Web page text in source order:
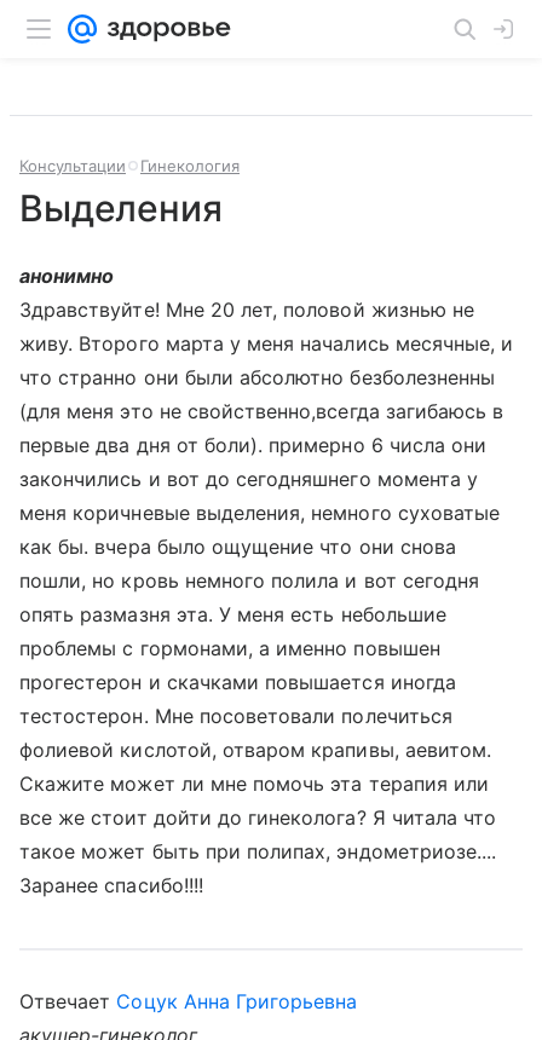
Консультации Гинекология
Выделения
анонимно
Здравствуйте! Мне 20 лет, половой жизнью не
живу. Второго марта у меня начались месячные, и
что странно они были абсолютно безболезненны
(для меня это не свойственно,всегда загибаюсь в
первые два дня от боли). примерно 6 числа они
закончились и вот до сегодняшнего момента у
меня коричневые выделения, немного суховатые
как бы. вчера было ощущение что они снова
пошли, но кровь немного полила и вот сегодня
опять размазня эта. У меня есть небольшие
проблемы с гормонами, а именно повышен
прогестерон и скачками повышается иногда
тестостерон. Мне посоветовали полечиться
фолиевой кислотой, отваром крапивы, аевитом.
Скажите может ли мне помочь эта терапия или
все же стоит дойти до гинеколога? Я читала что
такое может быть при полипах, эндометриозе....
Заранее спасибо!!!!
Отвечает Соцук Анна Григорьевна
акушер-гинеколог